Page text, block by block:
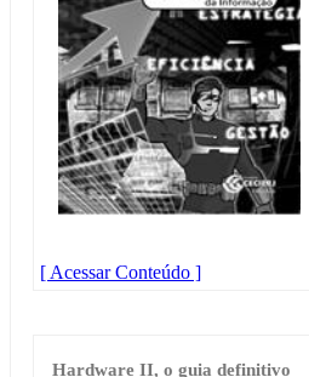
[ Acessar Conteúdo ]
Hardware II, o guia definitivo